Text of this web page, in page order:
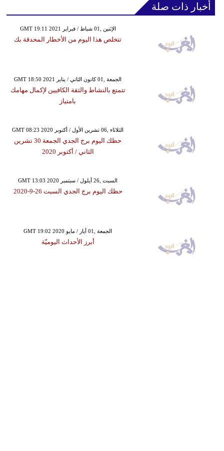
أخبار ذات صلة
GMT 19:11 2021 الإثنين ,01 شباط / فبراير
تتخلص هذا اليوم من الأخطار المحدقة بك
GMT 18:50 2021 الجمعة ,01 كانون الثاني / يناير
تتمتع بالنشاط والثقة الكافيين لإكمال مهامك
بامتياز
GMT 08:23 2020 الثلاثاء ,06 تشرين الأول / أكتوبر
حظك اليوم برج الجدي الجمعة 30 تشرين
الثاني / أكتوبر 2020
GMT 13:03 2020 السبت ,26 أيلول / سبتمبر
حظك اليوم برج الجدي السبت 26-9-2020
GMT 19:02 2020 الجمعة ,01 أيار / مايو
أبرز الأحداث اليوميّة